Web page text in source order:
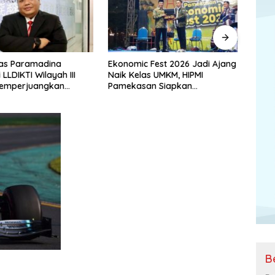
Fest 2026 Jadi Ajang
UMKM, HIPMI
Siapkan
Bersendikan Pancasila, Prajurit
Divif 2 Kostrad Siap Mengabdi
untuk Negeri